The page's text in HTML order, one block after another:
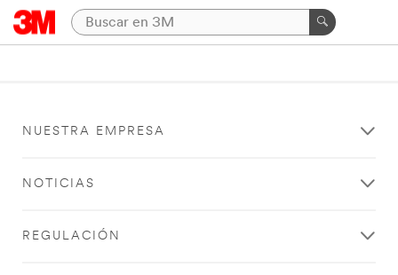
NUESTRA EMPRESA
NOTICIAS
REGULACIÓN